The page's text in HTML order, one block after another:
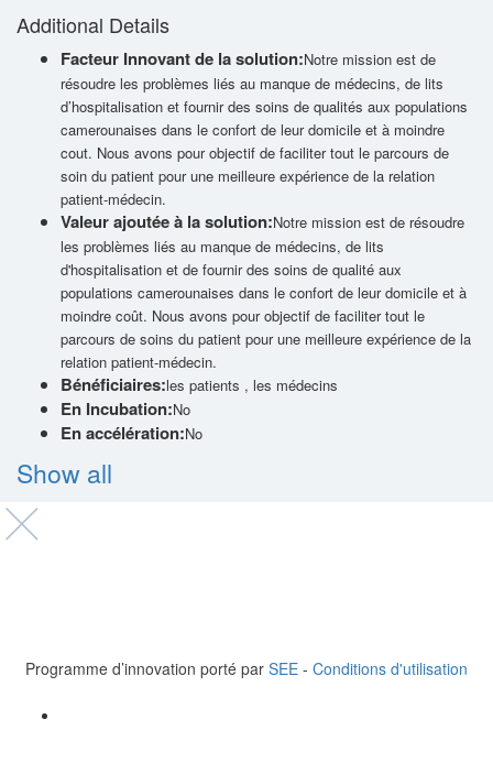
Additional Details
Facteur Innovant de la solution:Notre mission est de
résoudre les problèmes liés au manque de médecins, de lits
d’hospitalisation et fournir des soins de qualités aux populations
camerounaises dans le confort de leur domicile et à moindre
cout. Nous avons pour objectif de faciliter tout le parcours de
soin du patient pour une meilleure expérience de la relation
patient-médecin.
Valeur ajoutée à la solution:Notre mission est de résoudre
les problèmes liés au manque de médecins, de lits
d'hospitalisation et de fournir des soins de qualité aux
populations camerounaises dans le confort de leur domicile et à
moindre coût. Nous avons pour objectif de faciliter tout le
parcours de soins du patient pour une meilleure expérience de la
relation patient-médecin.
Bénéficiaires:les patients , les médecins
En Incubation:No
En accélération:No
Show all
Programme d’innovation porté par SEE - Conditions d'utilisation